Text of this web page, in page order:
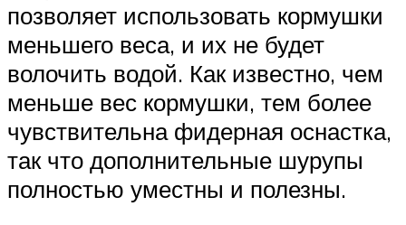
позволяет использовать кормушки
меньшего веса, и их не будет
волочить водой. Как известно, чем
меньше вес кормушки, тем более
чувствительна фидерная оснастка,
так что дополнительные шурупы
полностью уместны и полезны.